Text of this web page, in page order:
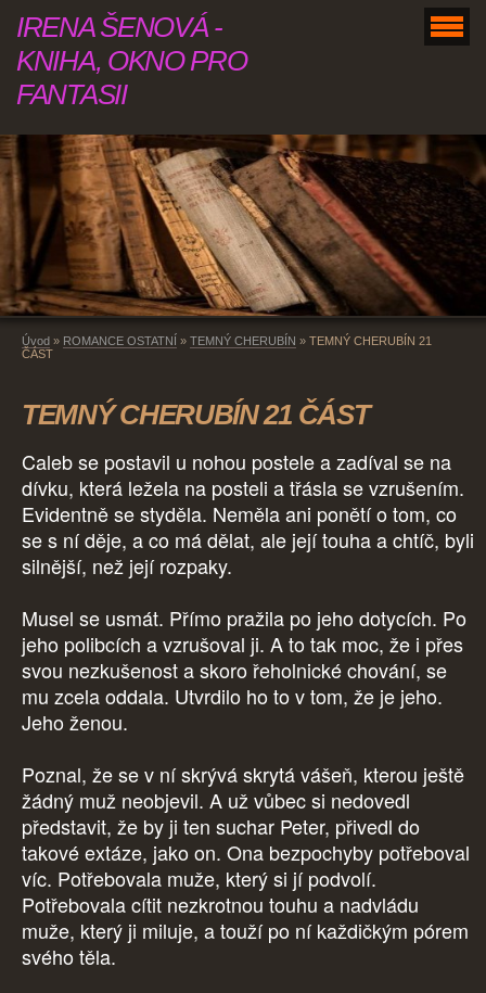
IRENA ŠENOVÁ -
KNIHA, OKNO PRO
FANTASII
Úvod » ROMANCE OSTATNÍ » TEMNÝ CHERUBÍN » TEMNÝ CHERUBÍN 21
ČÁST
TEMNÝ CHERUBÍN 21 ČÁST
Caleb se postavil u nohou postele a zadíval se na
dívku, která ležela na posteli a třásla se vzrušením.
Evidentně se styděla. Neměla ani ponětí o tom, co
se s ní děje, a co má dělat, ale její touha a chtíč, byli
silnější, než její rozpaky.
Musel se usmát. Přímo pražila po jeho dotycích. Po
jeho polibcích a vzrušoval ji. A to tak moc, že i přes
svou nezkušenost a skoro řeholnické chování, se
mu zcela oddala. Utvrdilo ho to v tom, že je jeho.
Jeho ženou.
Poznal, že se v ní skrývá skrytá vášeň, kterou ještě
žádný muž neobjevil. A už vůbec si nedovedl
představit, že by ji ten suchar Peter, přivedl do
takové extáze, jako on. Ona bezpochyby potřeboval
víc. Potřebovala muže, který si jí podvolí.
Potřebovala cítit nezkrotnou touhu a nadvládu
muže, který ji miluje, a touží po ní každičkým pórem
svého těla.